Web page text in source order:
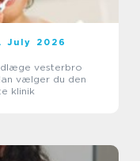
July 2026
vesterbro
vælger du den
klinik